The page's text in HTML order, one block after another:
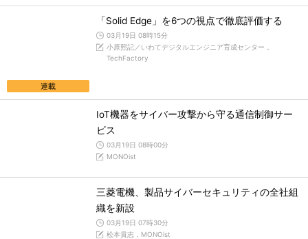
連載
「Solid Edge」を6つの視点で徹底評価する
03月19日 08時15分
小原照記／いわてデジタルエンジニア育成センター，
TechFactory
IoT機器をサイバー攻撃から守る通信制御サー
ビス
03月19日 08時00分
MONOist
三菱電機、製品サイバーセキュリティの全社組
織を新設
03月19日 07時30分
松本貴志，MONOist